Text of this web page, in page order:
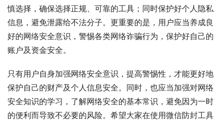
慎选择，确保选择正规、可靠的工具；同时保护好个人隐私
信息，避免泄露给不法分子。更重要的是，用户应当养成良
好的网络安全意识，警惕各类网络诈骗行为，保护好自己的
账户及资金安全。
只有用户自身加强网络安全意识，提高警惕性，才能更好地
保护自己的财产及个人信息安全。同时，也应当加强对网络
安全知识的学习，了解网络安全的基本常识，避免因为一时
的便利而导致不必要的风险。希望大家在使用微信防封工具